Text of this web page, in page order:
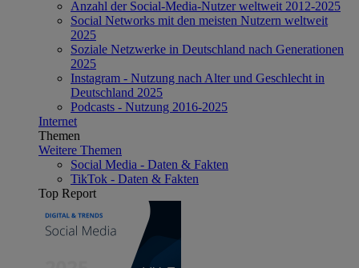
Anzahl der Social-Media-Nutzer weltweit 2012-2025
Social Networks mit den meisten Nutzern weltweit
2025
Soziale Netzwerke in Deutschland nach Generationen
2025
Instagram - Nutzung nach Alter und Geschlecht in
Deutschland 2025
Podcasts - Nutzung 2016-2025
Internet
Themen
Weitere Themen
Social Media - Daten & Fakten
TikTok - Daten & Fakten
Top Report